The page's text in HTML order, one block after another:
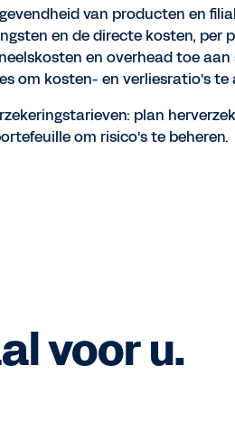
van producten en
en de directe kosten, per
en overhead toe
om kosten- en verliesratio's te
plan
om risico's te beheren.
voor u.